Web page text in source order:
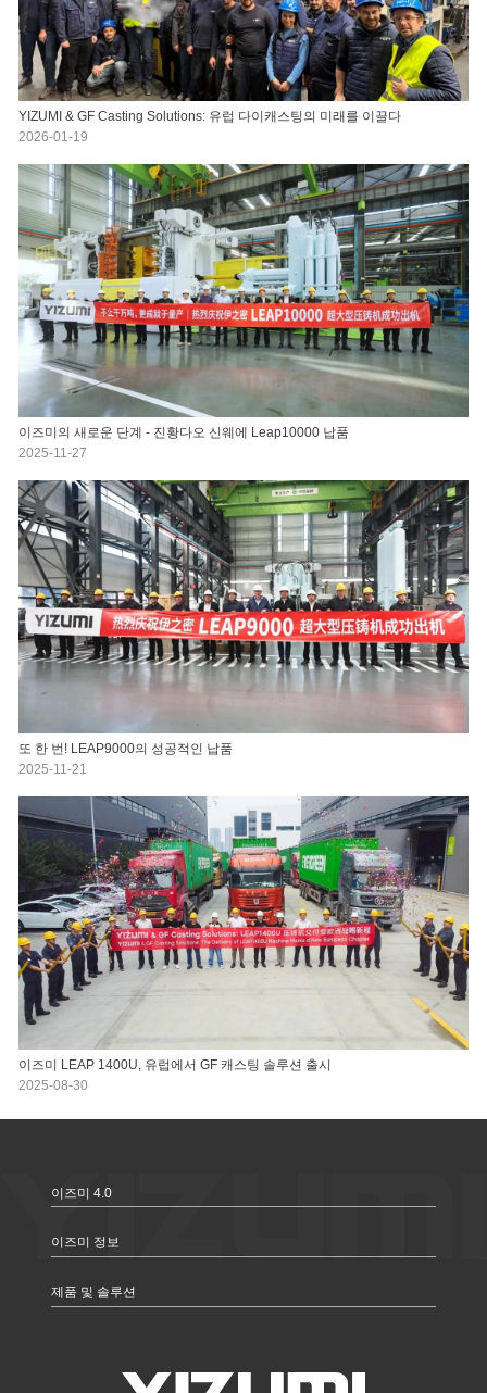
YIZUMI & GF Casting Solutions: 유럽 다이캐스팅의 미래를 이끌다
2026-01-19
이즈미의 새로운 단계 - 진황다오 신웨에 Leap10000 납품
2025-11-27
또 한 번! LEAP9000의 성공적인 납품
2025-11-21
이즈미 LEAP 1400U, 유럽에서 GF 캐스팅 솔루션 출시
2025-08-30
이즈미 4.0
이즈미 정보
제품 및 솔루션